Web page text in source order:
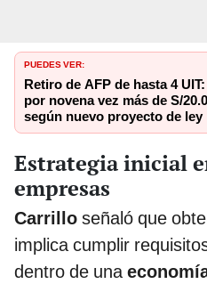
PUEDES VER:
Retiro de AFP de hasta 4
por novena vez más de S/
según nuevo proyecto de ley
Estrategia inicial
empresas
Carrillo señaló que
implica cumplir
dentro de una